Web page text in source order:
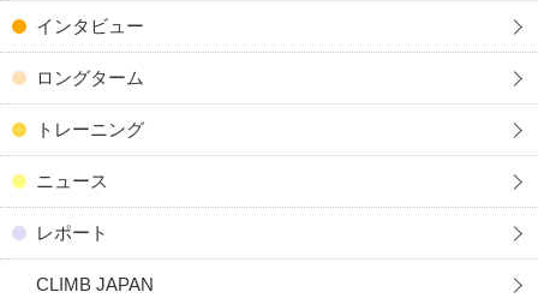
インタビュー
ロングターム
トレーニング
ニュース
レポート
CLIMB JAPAN